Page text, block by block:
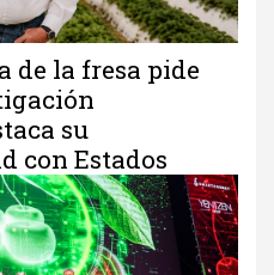
de la fresa pide
su
con Estados